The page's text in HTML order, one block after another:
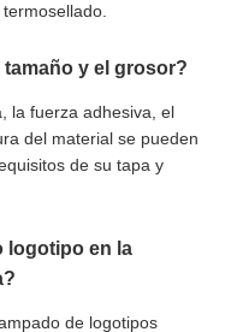
y el grosor?
la fuerza adhesiva, el
del material se pueden
de su tapa y
logotipo en la
de logotipos